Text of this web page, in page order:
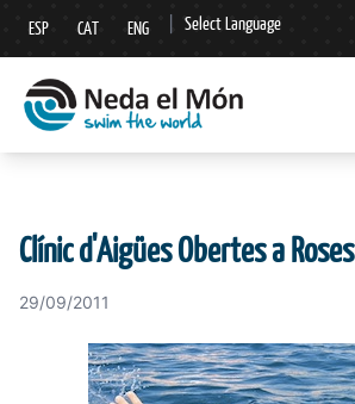
ESP CAT ENG Select Language
▼
Clínic d'Aigües Obertes a Roses
29/09/2011